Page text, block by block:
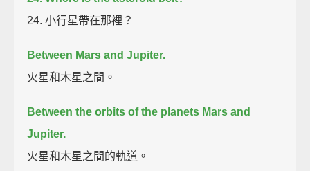
24. 小行星帶在那裡？
Between Mars and Jupiter.
火星和木星之間。
Between the orbits of the planets Mars and
Jupiter.
火星和木星之間的軌道。